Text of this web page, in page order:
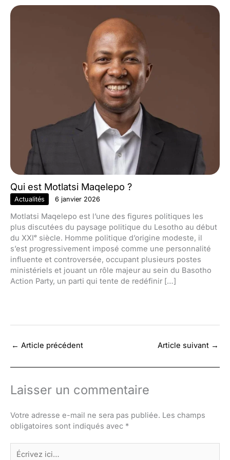
Qui est Motlatsi Maqelepo ?
Actualités 6 janvier 2026
Motlatsi Maqelepo est l’une des figures politiques les
plus discutées du paysage politique du Lesotho au début
du XXIᵉ siècle. Homme politique d’origine modeste, il
s’est progressivement imposé comme une personnalité
influente et controversée, occupant plusieurs postes
ministériels et jouant un rôle majeur au sein du Basotho
Action Party, un parti qui tente de redéfinir […]
← Article précédent Article suivant →
Laisser un commentaire
Votre adresse e-mail ne sera pas publiée. Les champs
obligatoires sont indiqués avec *
Écrivez